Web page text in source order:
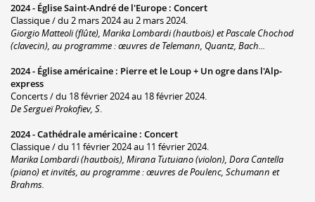
2024 - Église Saint-André de l'Europe : Concert
Classique / du 2 mars 2024 au 2 mars 2024.
Giorgio Matteoli (flûte), Marika Lombardi (hautbois) et Pascale Chochod
(clavecin), au programme : œuvres de Telemann, Quantz, Bach...
2024 - Église américaine : Pierre et le Loup + Un ogre dans l'Alp-
express
Concerts / du 18 février 2024 au 18 février 2024.
De Sergueï Prokofiev, S.
2024 -Cathédrale américaine : Concert
Classique / du 11 février 2024 au 11 février 2024.
Marika Lombardi (hautbois), Mirana Tutuiano (violon), Dora Cantella
(piano) et invités, au programme : œuvres de Poulenc, Schumann et
Brahms.